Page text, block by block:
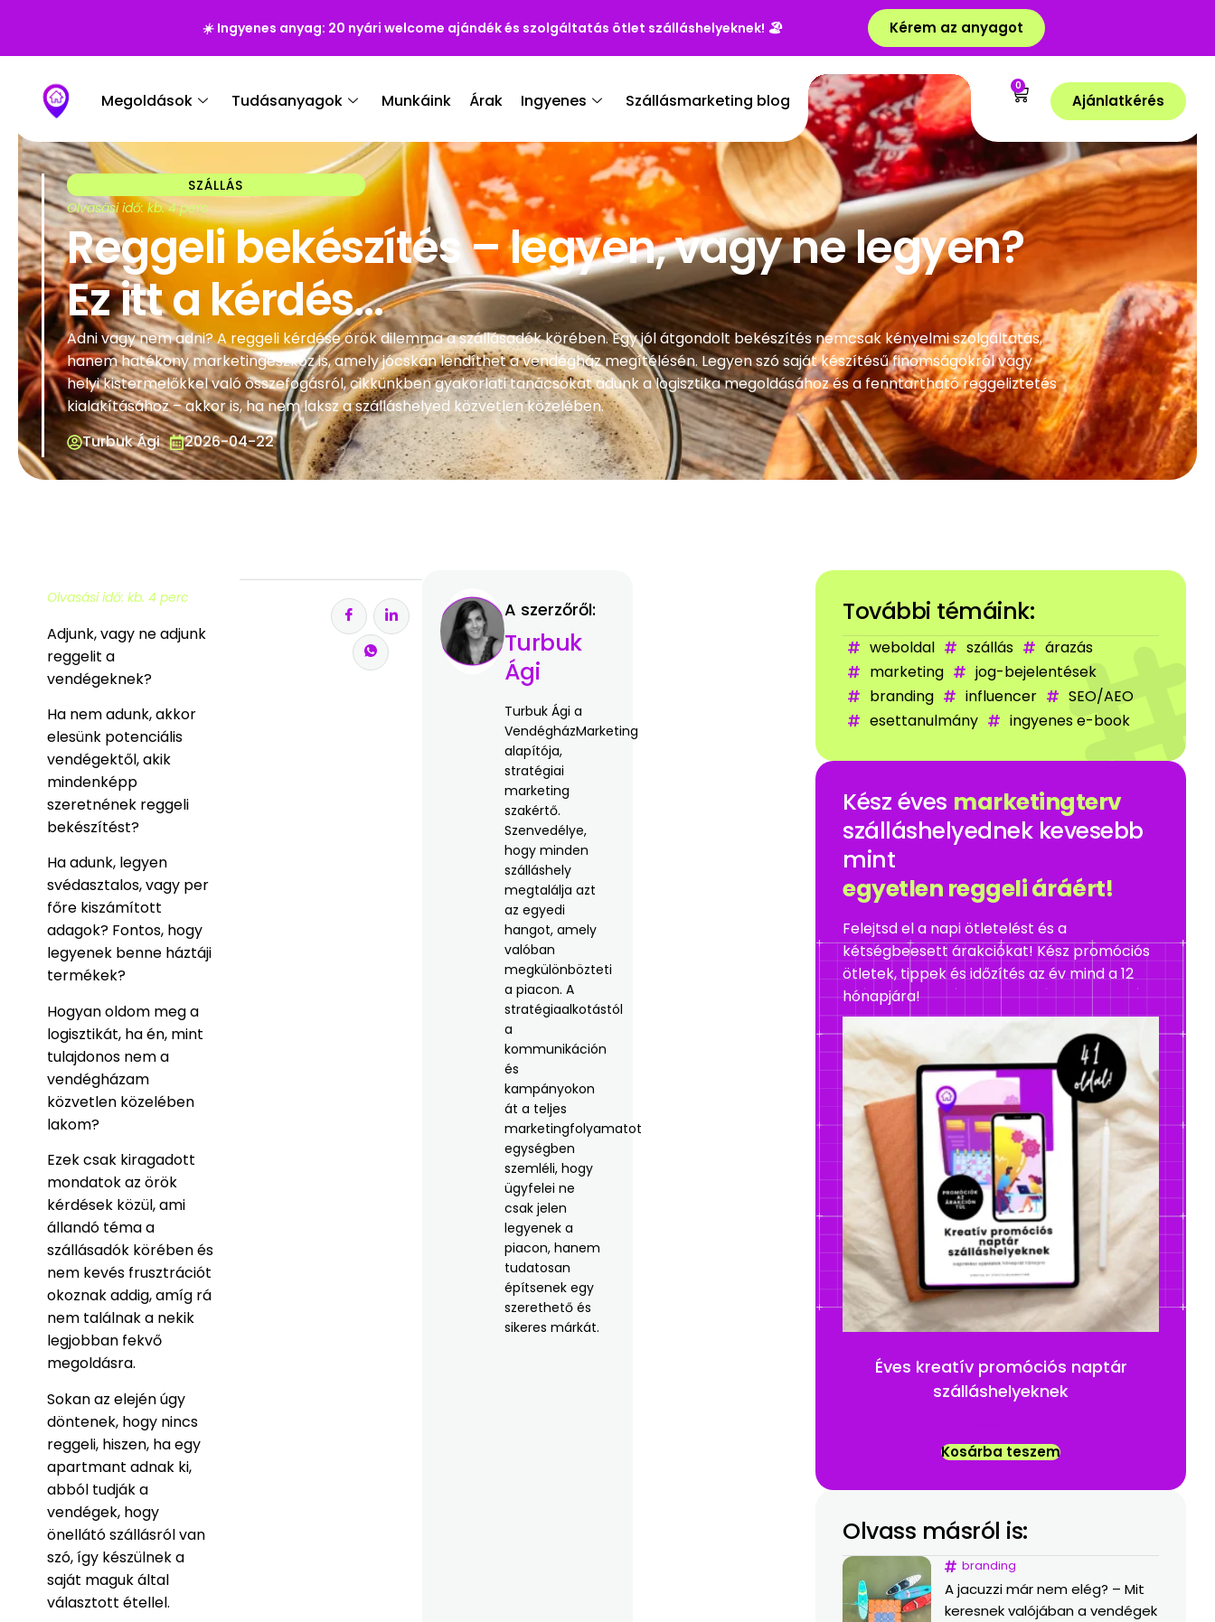
☀️ Ingyenes anyag: 20 nyári welcome ajándék és szolgáltatás ötlet szálláshelyeknek! 🏖️ Kérem az anyagot
Megoldások Tudásanyagok Munkáink Árak Ingyenes Szállásmarketing blog
0
Ajánlatkérés
SZÁLLÁS
Olvasási idő: kb. 4 perc
Reggeli bekészítés – legyen, vagy ne legyen?
Ez itt a kérdés…
Adni vagy nem adni? A reggeli kérdése örök dilemma a szállásadók körében. Egy jól átgondolt bekészítés nemcsak kényelmi szolgáltatás,
hanem hatékony marketingeszköz is, amely jócskán lendíthet a vendégház megítélésén. Legyen szó saját készítésű finomságokról vagy
helyi kistermelőkkel való összefogásról, cikkünkben gyakorlati tanácsokat adunk a logisztika megoldásához és a fenntartható reggeliztetés
kialakításához – akkor is, ha nem laksz a szálláshelyed közvetlen közelében.
Turbuk Ági
2026-04-22
Olvasási idő: kb. 4 perc
Adjunk, vagy ne adjunk
reggelit a
vendégeknek?
Ha nem adunk, akkor
elesünk potenciális
vendégektől, akik
mindenképp
szeretnének reggeli
bekészítést?
Ha adunk, legyen
svédasztalos, vagy per
főre kiszámított
adagok? Fontos, hogy
legyenek benne háztáji
termékek?
Hogyan oldom meg a
logisztikát, ha én, mint
tulajdonos nem a
vendégházam
közvetlen közelében
lakom?
Ezek csak kiragadott
mondatok az örök
kérdések közül, ami
állandó téma a
szállásadók körében és
nem kevés frusztrációt
okoznak addig, amíg rá
nem találnak a nekik
legjobban fekvő
megoldásra.
Sokan az elején úgy
döntenek, hogy nincs
reggeli, hiszen, ha egy
apartmant adnak ki,
abból tudják a
vendégek, hogy
önellátó szállásról van
szó, így készülnek a
saját maguk által
választott étellel.
A szerzőről:
Turbuk
Ági
Turbuk Ági a
VendégházMarketing
alapítója,
stratégiai
marketing
szakértő.
Szenvedélye,
hogy minden
szálláshely
megtalálja azt
az egyedi
hangot, amely
valóban
megkülönbözteti
a piacon. A
stratégiaalkotástól
a
kommunikáción
és
kampányokon
át a teljes
marketingfolyamatot
egységben
szemléli, hogy
ügyfelei ne
csak jelen
legyenek a
piacon, hanem
tudatosan
építsenek egy
szerethető és
sikeres márkát.
További témáink:
weboldal szállás
árazás
marketing
jog-bejelentések
branding
influencer
SEO/AEO
esettanulmány
ingyenes e-book
Kész éves marketingterv
szálláshelyednek kevesebb
mint
egyetlen reggeli áráért!
Felejtsd el a napi ötletelést és a
kétségbeesett árakciókat! Kész promóciós
ötletek, tippek és időzítés az év mind a 12
hónapjára!
Éves kreatív promóciós naptár
szálláshelyeknek
Kosárba teszem
Olvass másról is:
branding
A jacuzzi már nem elég? – Mit
keresnek valójában a vendégek